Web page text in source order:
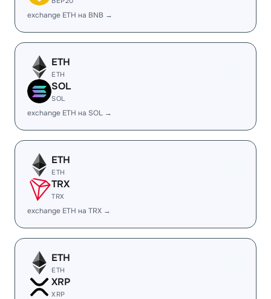
exchange ETH на BNB →
ETH
ETH
SOL
SOL
exchange ETH на SOL →
ETH
ETH
TRX
TRX
exchange ETH на TRX →
ETH
ETH
XRP
XRP